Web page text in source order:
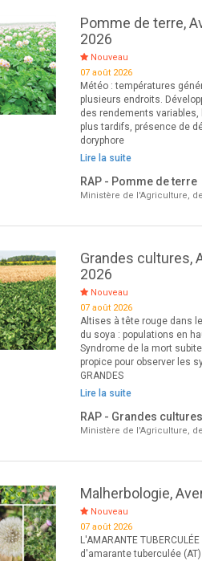
Pomme de terre,
2026
Nouveau
07 août 2026
Météo : températures
plusieurs endroits.
des rendements
plus tardifs, présence de
doryphore
Lire la suite
RAP - Pomme de terre
Ministère de l'Agriculture,
Grandes cultures,
2026
Nouveau
07 août 2026
Altises à tête rouge dans
du soya : populations en
Syndrome de la mort
propice pour observer les
GRANDES
Lire la suite
RAP - Grandes cultures
Ministère de l'Agriculture,
Malherbologie,
Nouveau
07 août 2026
L'AMARANTE
d'amarante tuberculée